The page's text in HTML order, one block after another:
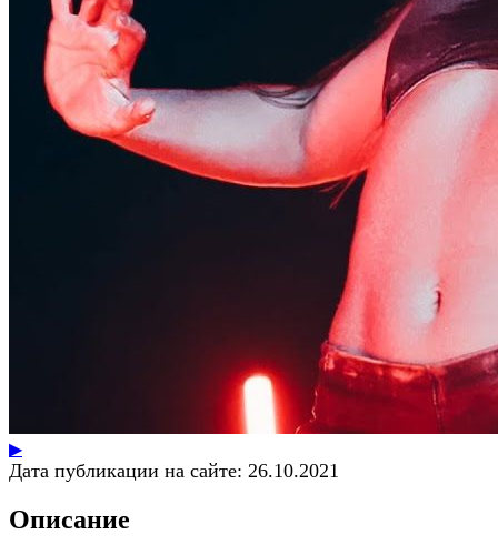
▶
Дата публикации на сайте: 26.10.2021
Описание